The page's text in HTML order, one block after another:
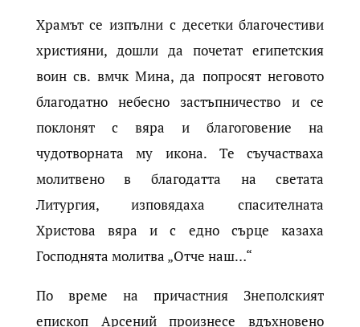
Храмът се изпълни с десетки благочестиви
християни, дошли да почетат египетския
воин св. вмчк Мина, да попросят неговото
благодатно небесно застъпничество и се
поклонят с вяра и благоговение на
чудотворната му икона. Те съучастваха
молитвено в благодатта на светата
Литургия, изповядаха спасителната
Христова вяра и с едно сърце казаха
Господнята молитва „Отче наш…“
По време на причастния Знеполският
епископ Арсений произнесе вдъхновено